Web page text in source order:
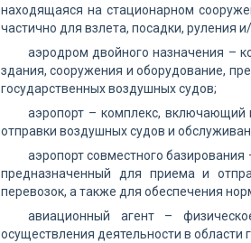
находящаяся на стационарном
частично для взлета, посадки, руления
аэродром двойного назначения –
здания, сооружения и оборудование,
государственных воздушных судов;
аэропорт – комплекс, включающий
отправки воздушных судов и
аэропорт совместного
предназначенный для приема и
перевозок, а также для обеспечения
авиационный агент –
осуществления деятельности в области